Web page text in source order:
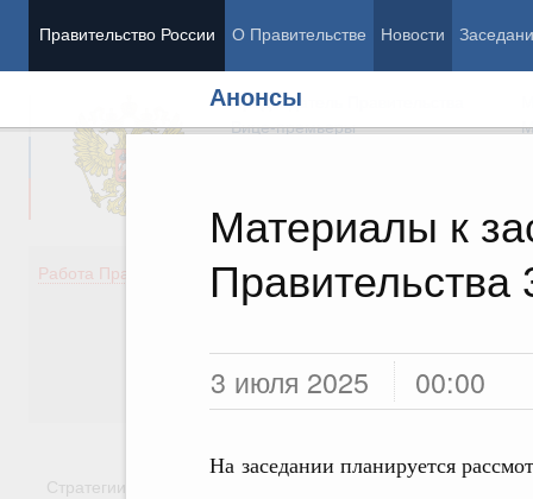
Правительство России О Правительстве Новости
Анонсы
Материалы к
Правительства
3 июля 2025 00:00
На заседании планируется
Председатель Правительства
Вице-премьеры
Работа Правительства
Демография
Здоровье
Общество
Государство
Стратегии